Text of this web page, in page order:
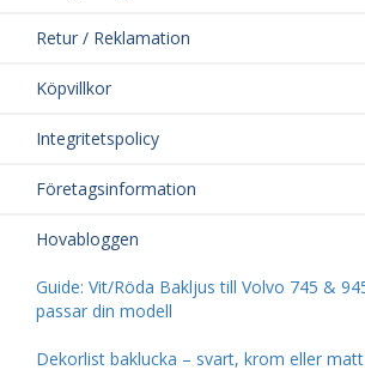
Retur / Reklamation
Köpvillkor
Integritetspolicy
Företagsinformation
Hovabloggen
Guide: Vit/Röda Bakljus till Volvo 745 &
passar din modell
Dekorlist baklucka – svart, krom eller matt